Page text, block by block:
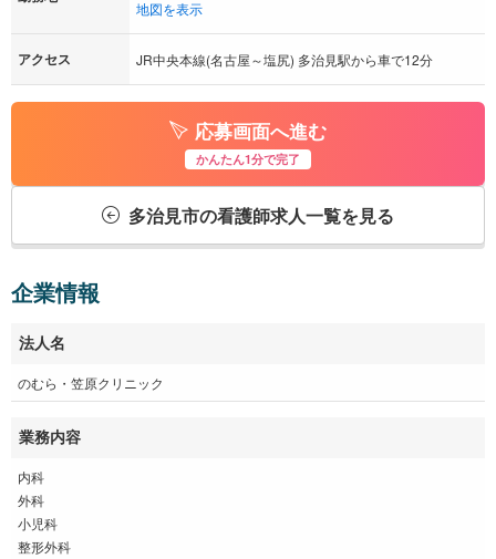
地図を表示
アクセス JR中央本線(名古屋～塩尻) 多治見駅から車で12分
応募画面へ進む
かんたん1分で完了
多治見市の看護師求人一覧を見る
企業情報
法人名
のむら・笠原クリニック
業務内容
内科
外科
小児科
整形外科